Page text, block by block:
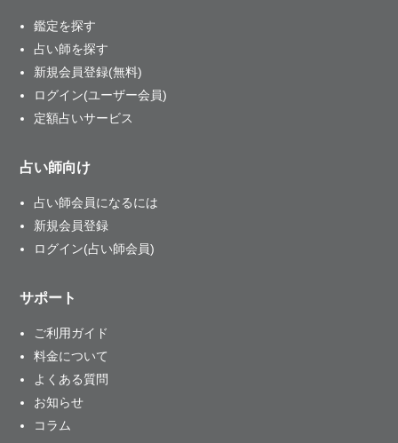
鑑定を探す
占い師を探す
新規会員登録(無料)
ログイン(ユーザー会員)
定額占いサービス
占い師向け
占い師会員になるには
新規会員登録
ログイン(占い師会員)
サポート
ご利用ガイド
料金について
よくある質問
お知らせ
コラム